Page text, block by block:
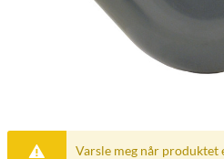
Varsle meg når produktet